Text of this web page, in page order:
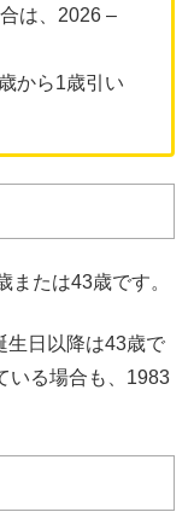
は、2026 –
から1歳引い
たは43歳です。
生日以降は43歳で
いる場合も、1983